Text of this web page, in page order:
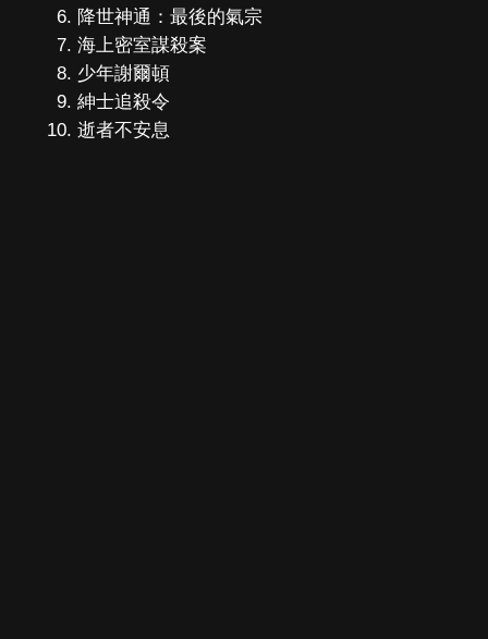
降世神通：最後的氣宗
海上密室謀殺案
少年謝爾頓
紳士追殺令
逝者不安息